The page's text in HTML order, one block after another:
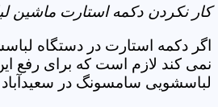
کار نکردن دکمه استارت ماشین
اگر دکمه استارت در دستگاه
نمی کند لازم است که برای رفع
لباسشویی سامسونگ در سعیدآباد